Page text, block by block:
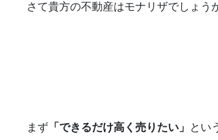
さて貴方の不動産はモナリザでしょう
まず 「できるだけ高く売りたい」
とい